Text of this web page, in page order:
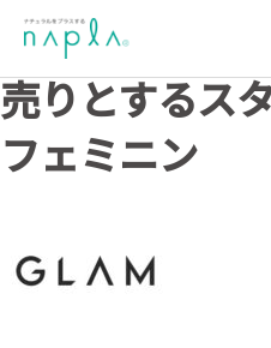
Skip
to
content
売りとするス
フェミニン